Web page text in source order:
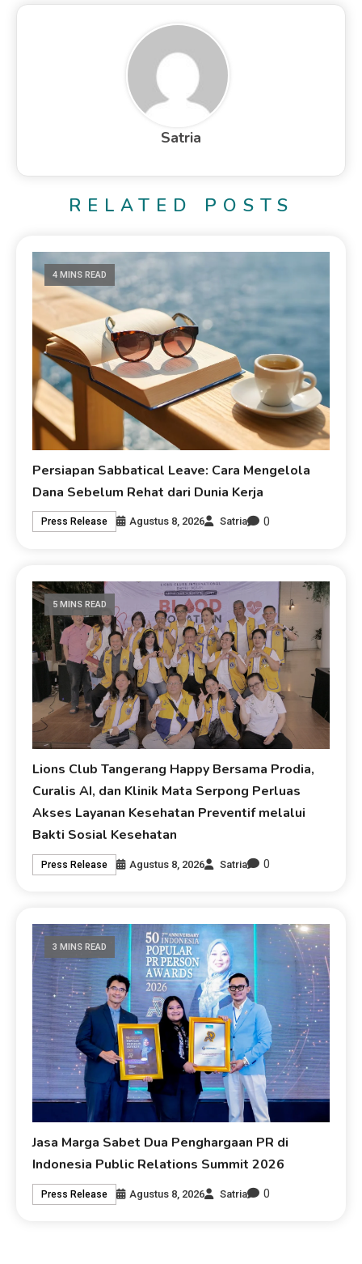
Satria
RELATED POSTS
4 MINS READ
Persiapan Sabbatical Leave: Cara Mengelola
Dana Sebelum Rehat dari Dunia Kerja
Press Release Agustus 8, 2026 Satria 0
5 MINS READ
Lions Club Tangerang Happy Bersama Prodia,
Curalis AI, dan Klinik Mata Serpong Perluas
Akses Layanan Kesehatan Preventif melalui
Bakti Sosial Kesehatan
Press Release Agustus 8, 2026 Satria 0
3 MINS READ
Jasa Marga Sabet Dua Penghargaan PR di
Indonesia Public Relations Summit 2026
Press Release Agustus 8, 2026 Satria 0